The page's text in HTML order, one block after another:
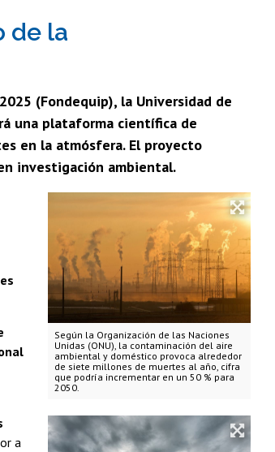
de la
(Fondequip), la Universidad de
una plataforma científica de
en la atmósfera. El proyecto
investigación ambiental.
Según la Organización de las Naciones
Unidas (ONU), la contaminación del aire
ambiental y doméstico provoca alrededor
de siete millones de muertes al año, cifra
que podría incrementar en un 50 % para
2050.
a